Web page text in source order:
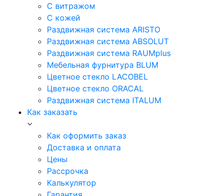
С витражом
С кожей
Раздвижная система ARISTO
Раздвижная система ABSOLUT
Раздвижная система RAUMplus
Мебельная фурнитура BLUM
Цветное стекло LACOBEL
Цветное стекло ORACAL
Раздвижная система ITALUM
Как заказать
Как оформить заказ
Доставка и оплата
Цены
Рассрочка
Калькулятор